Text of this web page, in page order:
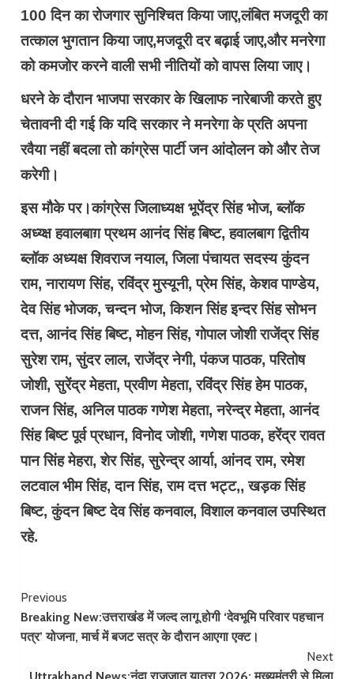
100 दिन का रोजगार सुनिश्चित किया जाए,लंबित मजदूरी का
तत्काल भुगतान किया जाए,मजदूरी दर बढ़ाई जाए,और मनरेगा
को कमजोर करने वाली सभी नीतियों को वापस लिया जाए।
धरने के दौरान भाजपा सरकार के खिलाफ नारेबाजी करते हुए
चेतावनी दी गई कि यदि सरकार ने मनरेगा के प्रति अपना
रवैया नहीं बदला तो कांग्रेस पार्टी जन आंदोलन को और तेज
करेगी।
इस मौके पर।कांग्रेस जिलाध्यक्ष भूपेंद्र सिंह भोज, ब्लॉक
अध्य्क्ष हवालबाग़ प्रथम आनंद सिंह बिष्ट, हवालबाग द्वितीय
ब्लॉक अध्यक्ष शिवराज नयाल, जिला पंचायत सदस्य कुंदन
राम, नारायण सिंह, रविंद्र मुस्यूनी, प्रेम सिंह, केशव पाण्डेय,
देव सिंह भोजक, चन्दन भोज, किशन सिंह इन्दर सिंह सोभन
दत्त, आनंद सिंह बिष्ट, मोहन सिंह, गोपाल जोशी राजेंद्र सिंह
सुरेश राम, सुंदर लाल, राजेंद्र नेगी, पंकज पाठक, परितोष
जोशी, सुरेंद्र मेहता, प्रवीण मेहता, रविंद्र सिंह हेम पाठक,
राजन सिंह, अनिल पाठक गणेश मेहता, नरेन्द्र मेहता, आनंद
सिंह बिष्ट पूर्व प्रधान, विनोद जोशी, गणेश पाठक, हरेंद्र रावत
पान सिंह मेहरा, शेर सिंह, सुरेन्द्र आर्या, आंनद राम, रमेश
लटवाल भीम सिंह, दान सिंह, राम दत्त भट्ट,, खड़क सिंह
बिष्ट, कुंदन बिष्ट देव सिंह कनवाल, विशाल कनवाल उपस्थित
रहे.
Continue
Reading
Previous
Breaking New:उत्तराखंड में जल्द लागू होगी ‘देवभूमि परिवार पहचान
पत्र’ योजना, मार्च में बजट सत्र के दौरान आएगा एक्ट।
Next